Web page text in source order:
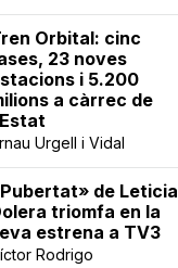
Orbital: cinc
23 noves
i 5.200
a càrrec de
Urgell i Vidal
de Leticia
triomfa en la
estrena a TV3
Rodrigo